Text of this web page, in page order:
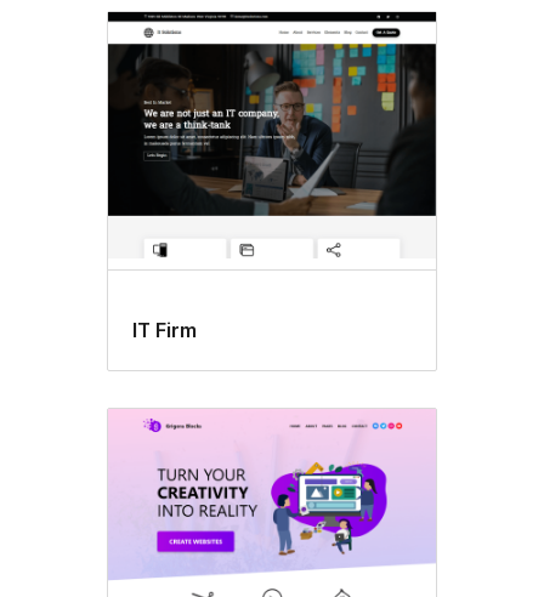
IT Firm